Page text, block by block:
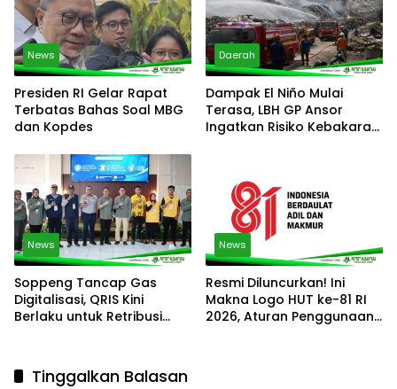
News
Presiden RI Gelar Rapat
Terbatas Bahas Soal MBG
dan Kopdes
Daerah
Dampak El Niño Mulai
Terasa, LBH GP Ansor
Ingatkan Risiko Kebakaran
News
Soppeng Tancap Gas
Digitalisasi, QRIS Kini
Berlaku untuk Retribusi
News
Resmi Diluncurkan! Ini
Makna Logo HUT ke-81 RI
2026, Aturan Penggunaan
Tinggalkan Balasan